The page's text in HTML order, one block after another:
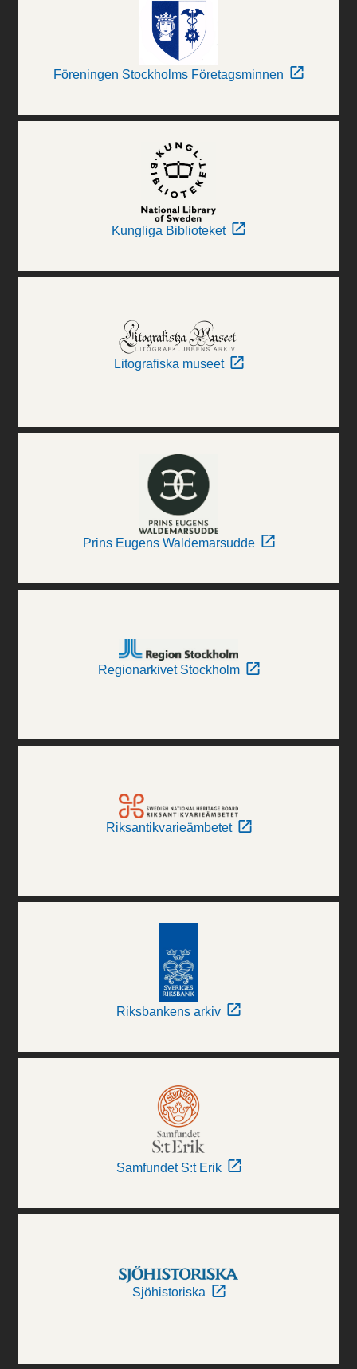
Föreningen Stockholms Företagsminnen
Kungliga Biblioteket
Litografiska museet
Prins Eugens Waldemarsudde
Regionarkivet Stockholm
Riksantikvarieämbetet
Riksbankens arkiv
Samfundet S:t Erik
Sjöhistoriska